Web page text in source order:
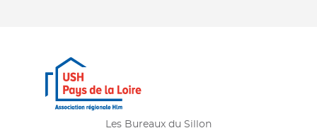
Les Bureaux du Sillon